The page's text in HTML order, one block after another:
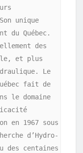
unique
du Québec.
des
et plus
Le
fait de
le domaine
en 1967 sous
d’Hydro-
des centaines